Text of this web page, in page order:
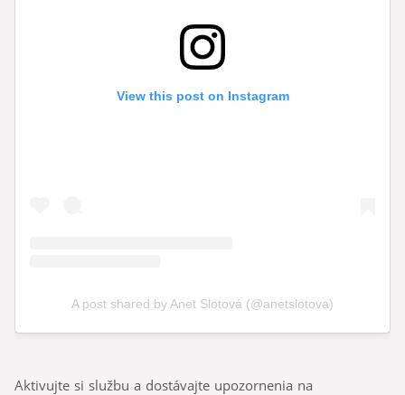
Aktivujte si službu a dostávajte upozornenia na